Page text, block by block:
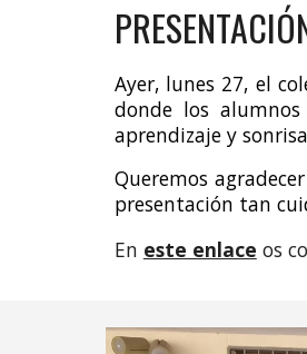
Ayer, lunes 27, el
donde los
aprendizaje y
Queremos
presentación tan
En este enlace os